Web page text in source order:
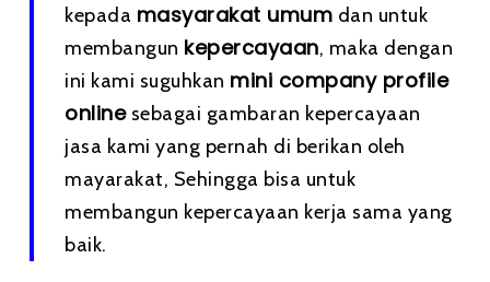
kepada masyarakat umum dan untuk
membangun kepercayaan, maka dengan
ini kami suguhkan mini company profile
onlinesebagai gambaran kepercayaan
jasa kami yang pernah di berikan oleh
mayarakat, Sehingga bisa untuk
membangun kepercayaan kerja sama yang
baik.